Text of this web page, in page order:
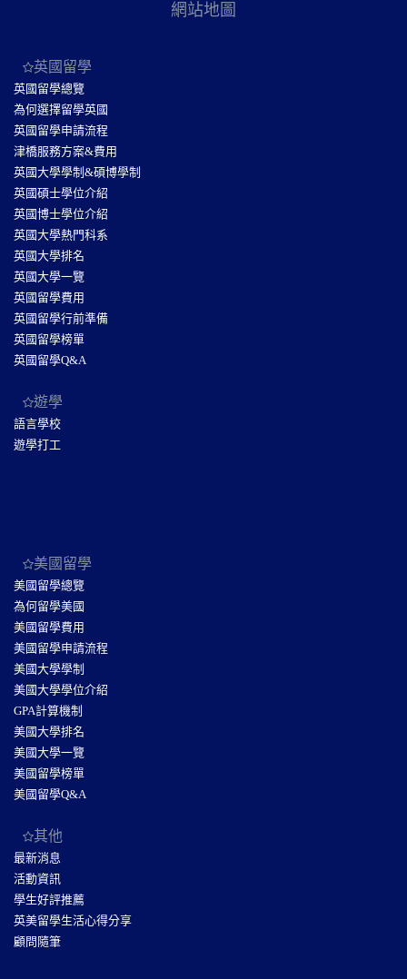
網站地圖
英國留學
英國留學總覽
為何選擇留學英國
英國留學申請流程
津橋服務方案&費用
英國大學學制&碩博學制
英國碩士學位介紹
英國博士學位介紹
英國大學熱門科系
英國大學排名
英國大學一覽
英國留學費用
英國留學行前準備
英國留學榜單
英國留學Q&A
遊學
語言學校
遊學打工
美國留學
美國留學總覽
為何留學美國
美國留學費用
美國留學申請流程
美國大學學制
美國大學學位介紹
GPA計算機制
美國大學排名
美國大學一覽
美國留學榜單
美國留學Q&A
其他
最新消息
活動資訊
學生好評推薦
英美留學生活心得分享
顧問隨筆